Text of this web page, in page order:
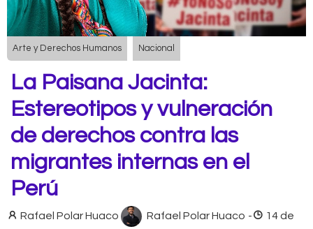
Arte y Derechos Humanos Nacional
La Paisana Jacinta:
Estereotipos y vulneración
de derechos contra las
migrantes internas en el
Perú
Rafael Polar Huaco Rafael Polar Huaco -
14 de